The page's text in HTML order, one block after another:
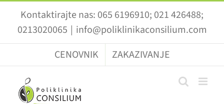
content
Kontaktirajte nas: 065 6196910; 021 426488;
0213020065 | info@poliklinikaconsilium.com
CENOVNIK
ZAKAZIVANJE